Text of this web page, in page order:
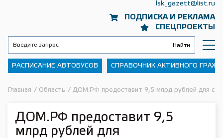
ПОДПИСКА И РЕКЛАМА
СПЕЦПРОЕКТЫ
lsk_gazett@list.ru
РАСПИСАНИЕ АВТОБУСОВ СПРАВОЧНИК АКТИВНОГО
Главная / Область / ДОМ.РФ предоставит 9,5 млрд рублей для
ДОМ.РФ предоставит 9,5
млрд рублей для